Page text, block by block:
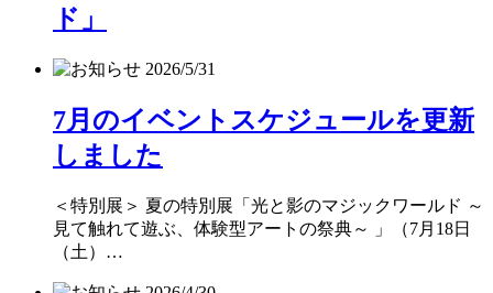
ド」
2026/5/31
7月のイベントスケジュールを更新
しました
＜特別展＞ 夏の特別展「光と影のマジックワールド ～
見て触れて遊ぶ、体験型アートの祭典～ 」（7月18日
（土）…